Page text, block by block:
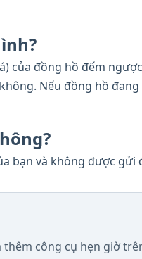
của đồng hồ đếm
Nếu đồng hồ
bạn và không được gửi
công cụ hẹn giờ